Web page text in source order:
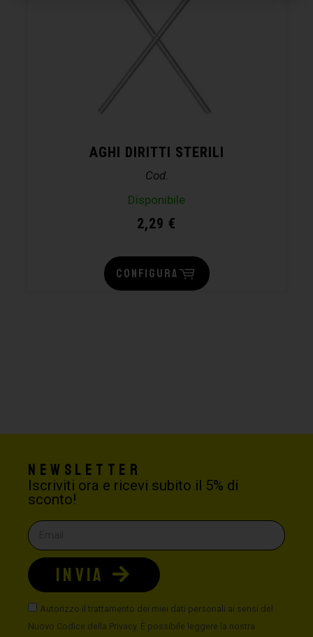
AGHI DIRITTI STERILI
Cod.
Disponibile
2,29 €
CONFIGURA
Newsletter
Iscriviti ora e ricevi subito il 5% di
sconto!
Autorizzo il trattamento dei miei dati personali ai sensi del
Nuovo Codice della Privacy. È possibile leggere la nostra
INVIA